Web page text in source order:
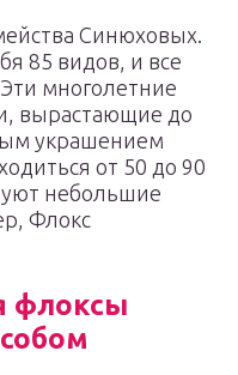
Синюховых.
85 видов, и все
многолетние
вырастающие до
украшением
от 50 до 90
небольшие
Флокс
флоксы